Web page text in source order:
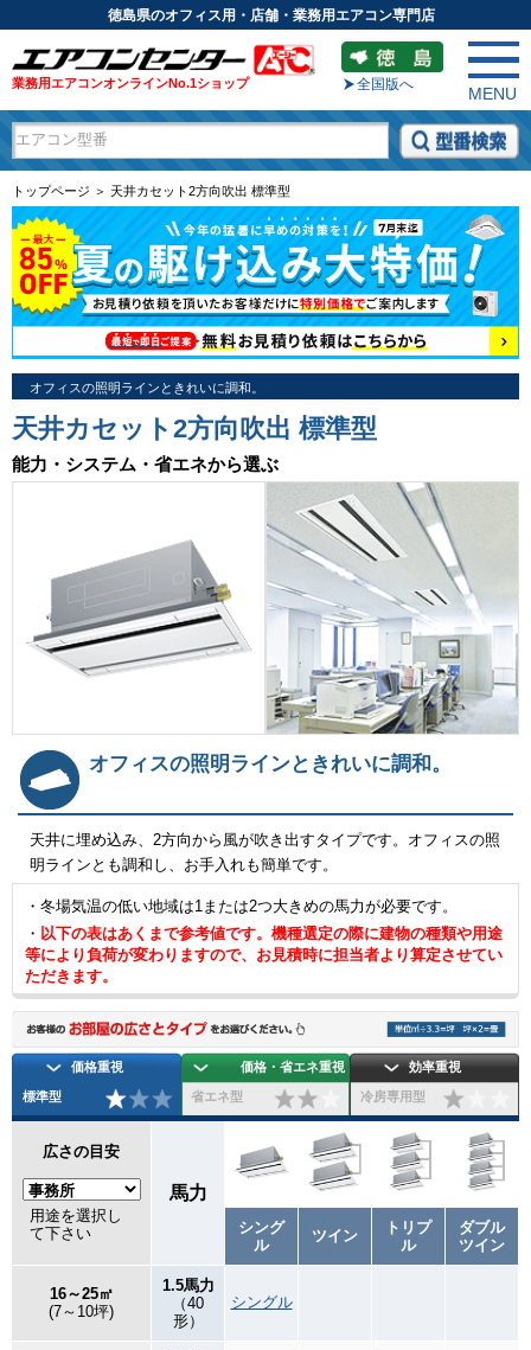
徳島県のオフィス用・店舗・業務用エアコン専門店
業務用エアコンオンラインNo.1ショップ 全国版へ
MENU
トップページ ＞ 天井カセット2方向吹出 標準型
オフィスの照明ラインときれいに調和。
天井カセット2方向吹出 標準型
能力・システム・省エネから選ぶ
オフィスの照明ラインときれいに調和。
天井に埋め込み、2方向から風が吹き出すタイプです。オフィスの照
明ラインとも調和し、お手入れも簡単です。
・冬場気温の低い地域は1または2つ大きめの馬力が必要です。
・ 以下の表はあくまで参考値です。機種選定の際に建物の種類や用途
等により負荷が変わりますので、お見積時に担当者より算定させてい
ただきます。
価格重視
標準型
価格・省エネ重視
省エネ型
効率重視
冷房専用型
広さの目安
用途を選択し
て下さい
馬力
シング
ル
ツイン
トリプ
ル
ダブル
ツイン
16～25㎡
(7～10坪)
1.5馬力
（40
形）
シングル